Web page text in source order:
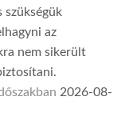
szükségük
az
nem sikerült
2026-08-